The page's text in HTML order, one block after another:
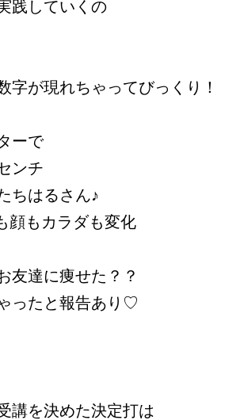
践していくの
字が現れちゃってびっくり！
ーで
ンチ
ちはるさん♪
顔もカラダも変化
友達に痩せた？？
ったと報告あり♡
講を決めた決定打は